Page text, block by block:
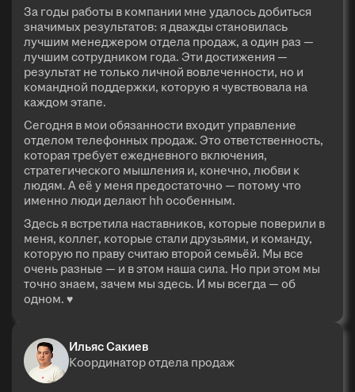
За годы работы в компании мне удалось добиться
значимых результатов: я дважды становилась
лучшим менеджером отдела продаж, а один раз —
лучшим сотрудником года. Эти достижения —
результат не только личной вовлеченности, но и
командной поддержки, которую я чувствовала на
каждом этапе.
Сегодня в мои обязанности входит управление
отделом телефонных продаж. Это ответственность,
которая требует ежедневного включения,
стратегического мышления и, конечно, любви к
людям. А её у меня предостаточно — потому что
именно люди делают hh особенным.
Здесь я встретила наставников, которые поверили в
меня, коллег, которые стали друзьями, и команду,
которую по праву считаю второй семьёй. Мы все
очень разные — и в этом наша сила. Но при этом мы
точно знаем, зачем мы здесь. И мы всегда — об
одном. ♥
Ильяс Сакиев
Координатор отдела продаж